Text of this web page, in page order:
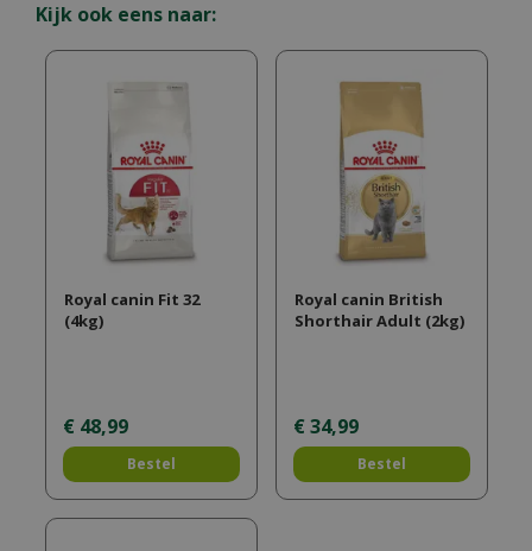
Kijk ook eens naar:
Royal canin Fit 32
(4kg)
€ 48,99
Bestel
Royal canin British
Shorthair Adult (2kg)
€ 34,99
Bestel